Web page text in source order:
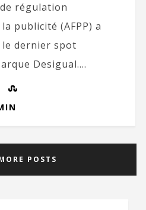
régulation
publicité (AFPP) a
le dernier spot
Desigual....
POSTS